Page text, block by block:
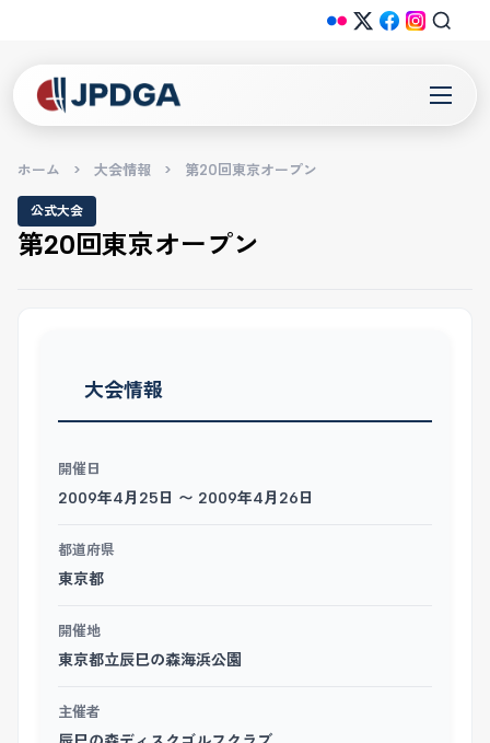
ホーム > 大会情報 > 第20回東京オープン
公式大会
第20回東京オープン
大会情報
開催日
2009年4月25日 〜 2009年4月26日
都道府県
東京都
開催地
東京都立辰巳の森海浜公園
主催者